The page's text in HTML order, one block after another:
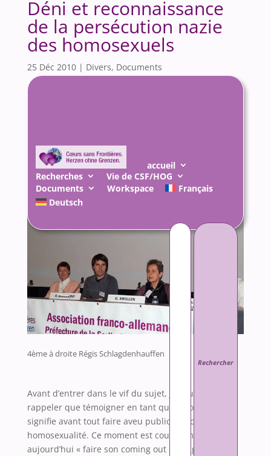
accueil
Recherches
Vie de CSF/HOG
Documents
Workspace
Français
Deutsch
Rechercher :
Déni et reconnaissance
de la persécution nazie
des homosexuels
25 Déc 2010| Divers, Documents
Sociologue
4ème à droite Régis Schlagdenhauffen
Avant d’entrer dans le vif du sujet, je souhaite
rappeler que témoigner en tant qu’homosexuel
signifie avant tout faire aveu public de son
homosexualité. Ce moment est couramment appelé
aujourd’hui « faire son coming out ». Il signifie, se